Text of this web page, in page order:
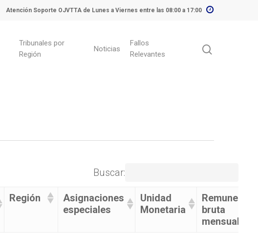
Atención Soporte OJVTTA de Lunes a Viernes entre las 08:00 a 17:00
Tribunales por
Región
Noticias
Fallos
Relevantes
Buscar:
Región
Asignaciones
especiales
Unidad
Monetaria
bruta